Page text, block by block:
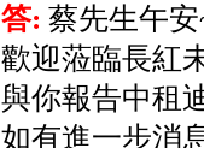
答: 蔡先生午
歡迎蒞臨長紅
與你報告中租
如有進一步消